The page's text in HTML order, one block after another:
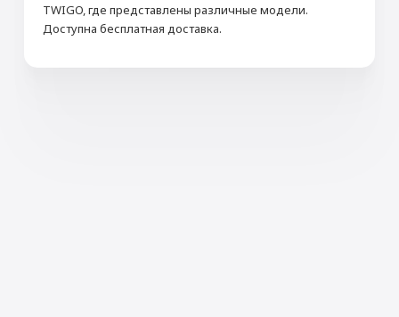
TWIGO, где представлены различные модели.
Доступна бесплатная доставка.